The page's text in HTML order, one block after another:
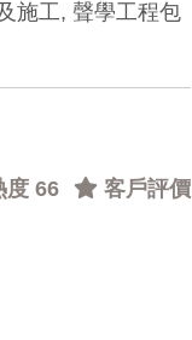
施工, 聲學工程包
66 客戶評價